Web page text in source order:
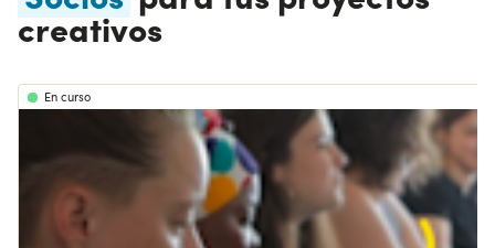
creativos
En curso